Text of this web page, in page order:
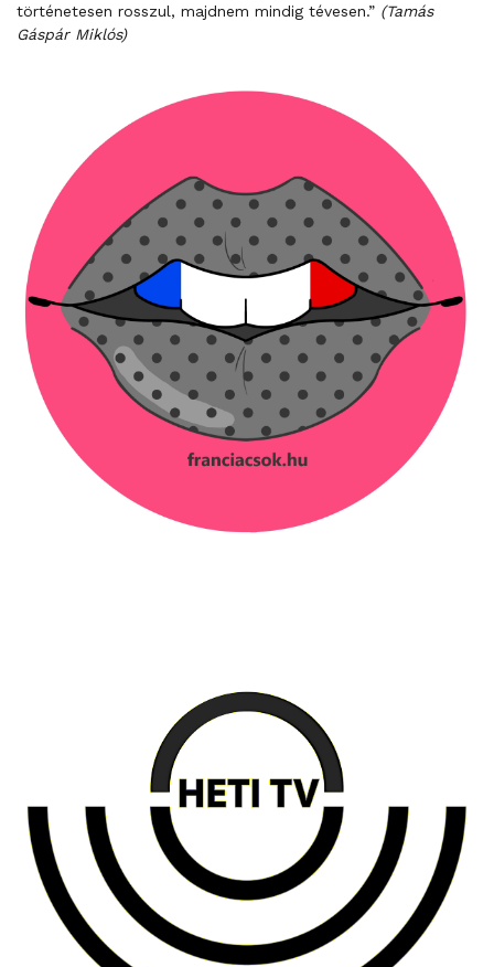
történetesen rosszul, majdnem mindig tévesen.” (Tamás
Gáspár Miklós)